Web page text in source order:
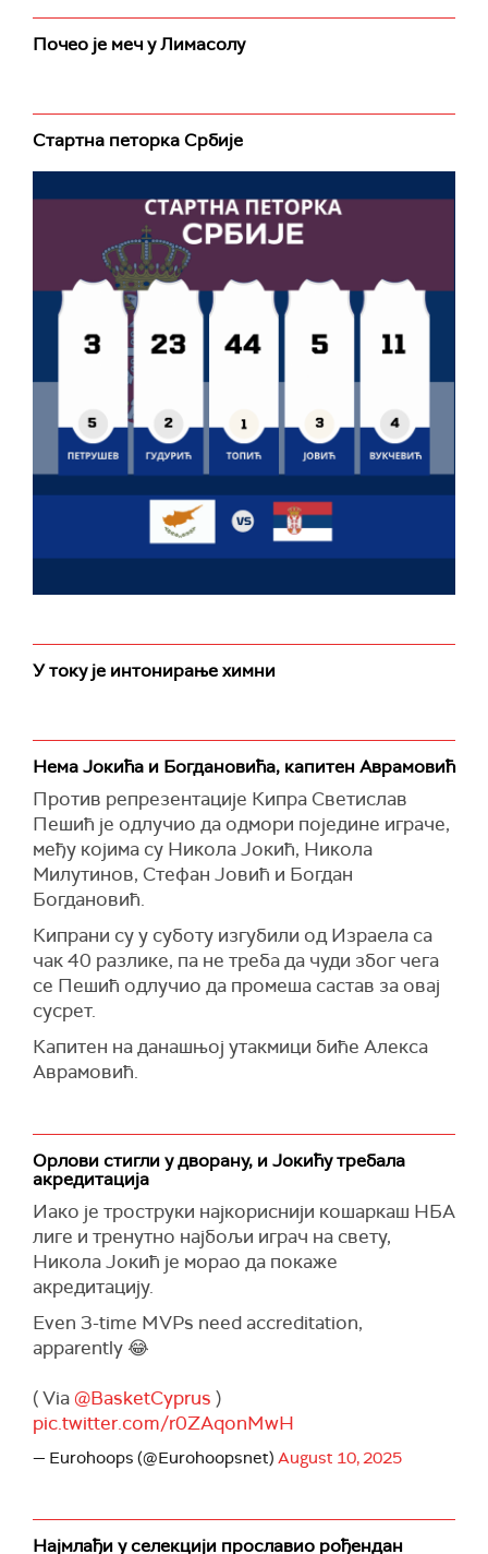
Почео је меч у Лимасолу
Стартна петорка Србије
У току је интонирање химни
Нема Јокића и Богдановића, капитен Аврамовић
Против репрезентације Кипра Светислав
Пешић је одлучио да одмори поједине играче,
међу којима су Никола Јокић, Никола
Милутинов, Стефан Јовић и Богдан
Богдановић.
Кипрани су у суботу изгубили од Израела са
чак 40 разлике, па не треба да чуди због чега
се Пешић одлучио да промеша састав за овај
сусрет.
Капитен на данашњој утакмици биће Алекса
Аврамовић.
Орлови стигли у дворану, и Јокићу требала
акредитација
Иако је троструки најкориснији кошаркаш НБА
лиге и тренутно најбољи играч на свету,
Никола Јокић је морао да покаже
акредитацију.
Even 3-time MVPs need accreditation,
apparently 😂
( Via @BasketCyprus )
pic.twitter.com/r0ZAqonMwH
— Eurohoops (@Eurohoopsnet) August 10, 2025
Најмлађи у селекцији прославио рођендан